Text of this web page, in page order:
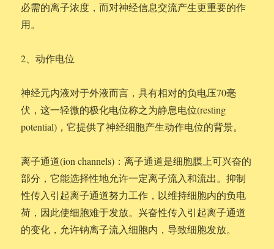
必需的离子浓度，而对神经信息交流产生更重要的作
用。
2、动作电位
神经元内液对于外液而言，具有相对的负电压70毫
伏，这一轻微的极化电位称之为静息电位(resting
potential)，它提供了神经细胞产生动作电位的背景。
离子通道(ion channels)：离子通道是细胞膜上可兴奋的
部分，它能选择性地允许一定离子流入和流出。抑制
性传入引起离子通道努力工作，以维持细胞内的负电
荷，因此使细胞难于发放。兴奋性传入引起离子通道
的变化，允许钠离子流入细胞内，导致细胞发放。